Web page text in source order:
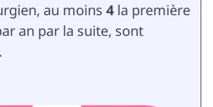
au moins 4la première
an par la suite, sont